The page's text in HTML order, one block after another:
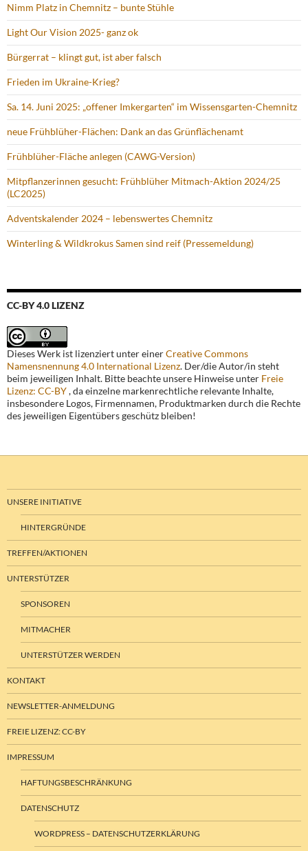
Nimm Platz in Chemnitz – bunte Stühle
Light Our Vision 2025- ganz ok
Bürgerrat – klingt gut, ist aber falsch
Frieden im Ukraine-Krieg?
Sa. 14. Juni 2025: „offener Imkergarten“ im Wissensgarten-Chemnitz
neue Frühblüher-Flächen: Dank an das Grünflächenamt
Frühblüher-Fläche anlegen (CAWG-Version)
Mitpflanzerinnen gesucht: Frühblüher Mitmach-Aktion 2024/25
(LC2025)
Adventskalender 2024 – lebenswertes Chemnitz
Winterling & Wildkrokus Samen sind reif (Pressemeldung)
CC-BY 4.0 LIZENZ
Dieses Werk ist lizenziert unter einerCreative Commons
Namensnennung 4.0 International Lizenz. Der/die Autor/in steht
beim jeweiligen Inhalt. Bitte beachte unsere Hinweise unter Freie
Lizenz: CC-BY, da einzelne markenrechtliche relevante Inhalte,
insbesondere Logos, Firmennamen, Produktmarken durch die Rechte
des jeweiligen Eigentübers geschütz bleiben!
UNSERE INITIATIVE
HINTERGRÜNDE
TREFFEN/AKTIONEN
UNTERSTÜTZER
SPONSOREN
MITMACHER
UNTERSTÜTZER WERDEN
KONTAKT
NEWSLETTER-ANMELDUNG
FREIE LIZENZ: CC-BY
IMPRESSUM
HAFTUNGSBESCHRÄNKUNG
DATENSCHUTZ
WORDPRESS – DATENSCHUTZERKLÄRUNG